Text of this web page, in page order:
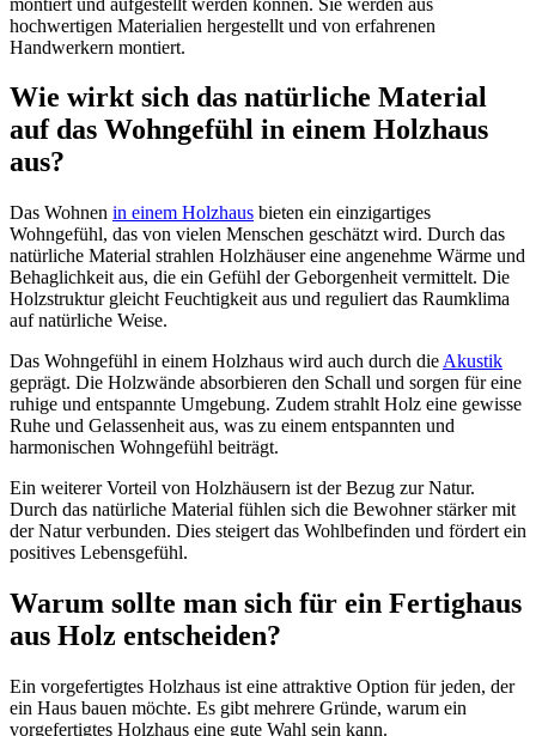
hochwertigen Materialien hergestellt und von erfahrenen
Handwerkern montiert.
Wie wirkt sich das natürliche Material
auf das Wohngefühl in einem Holzhaus
aus?
Das Wohnen in einem Holzhaus bieten ein einzigartiges
Wohngefühl, das von vielen Menschen geschätzt wird. Durch das
natürliche Material strahlen Holzhäuser eine angenehme Wärme und
Behaglichkeit aus, die ein Gefühl der Geborgenheit vermittelt. Die
Holzstruktur gleicht Feuchtigkeit aus und reguliert das Raumklima
auf natürliche Weise.
Das Wohngefühl in einem Holzhaus wird auch durch die Akustik
geprägt. Die Holzwände absorbieren den Schall und sorgen für eine
ruhige und entspannte Umgebung. Zudem strahlt Holz eine gewisse
Ruhe und Gelassenheit aus, was zu einem entspannten und
harmonischen Wohngefühl beiträgt.
Ein weiterer Vorteil von Holzhäusern ist der Bezug zur Natur.
Durch das natürliche Material fühlen sich die Bewohner stärker mit
der Natur verbunden. Dies steigert das Wohlbefinden und fördert ein
positives Lebensgefühl.
Warum sollte man sich für ein Fertighaus
aus Holz entscheiden?
Ein vorgefertigtes Holzhaus ist eine attraktive Option für jeden, der
ein Haus bauen möchte. Es gibt mehrere Gründe, warum ein
vorgefertigtes Holzhaus eine gute Wahl sein kann.